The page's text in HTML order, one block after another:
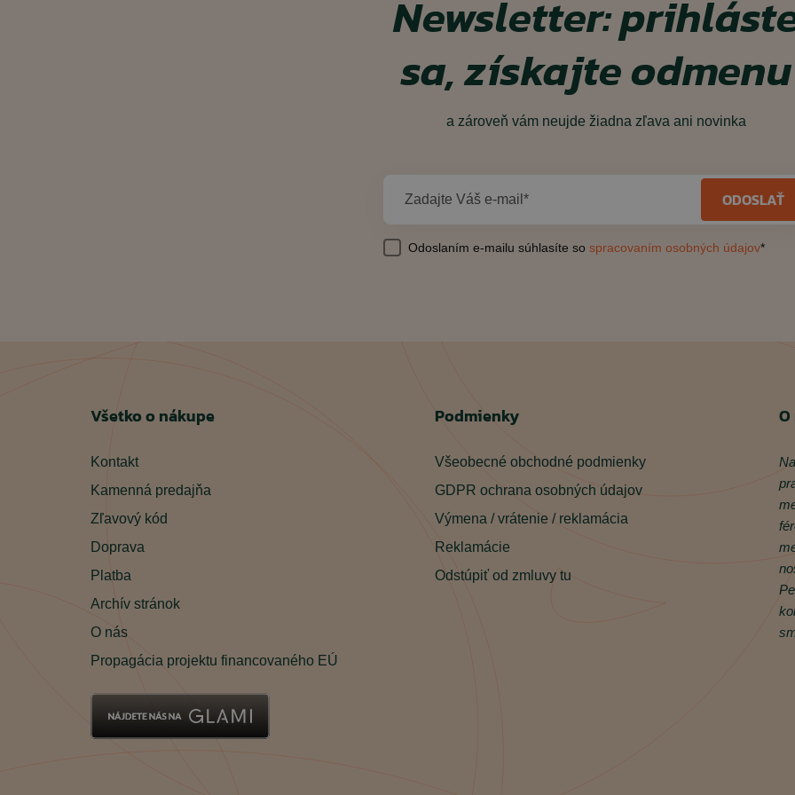
Newsletter:
sa, získajte odmenu
a zároveň vám neujde žiadna zľava ani novinka
Zadajte Váš e-mail* ODOSLAŤ
Odoslaním e-mailu súhlasíte so spracovaním osobných údajov*
Všetko o nákupe
Kontakt
Kamenná predajňa
Zľavový kód
Doprava
Platba
Archív stránok
O nás
Propagácia projektu financovaného EÚ
Podmienky
Všeobecné obchodné podmienky
GDPR ochrana osobných údajov
Výmena / vrátenie / reklamácia
Reklamácie
Odstúpiť od zmluvy tu